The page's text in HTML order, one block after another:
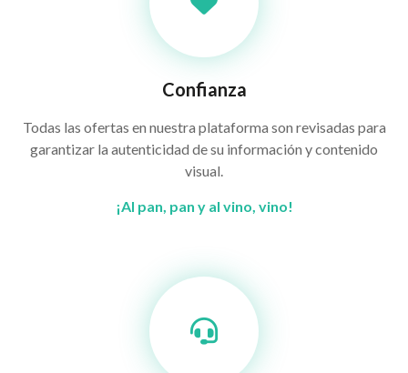
Confianza
Todas las ofertas en nuestra plataforma son revisadas para
garantizar la autenticidad de su información y contenido
visual.
¡Al pan, pan y al vino, vino!